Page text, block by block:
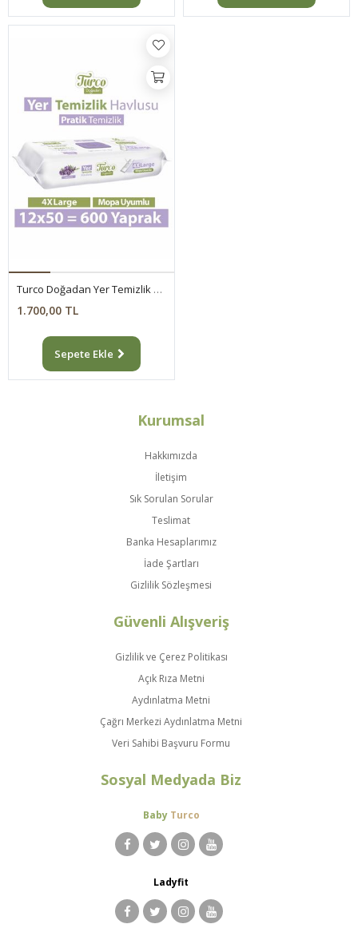
Turco Doğadan Yer Temizlik Havlusu Lavanta 12x50(600 Yaprak)
1.700,00 TL
Sepete Ekle
Kurumsal
Hakkımızda
İletişim
Sık Sorulan Sorular
Teslimat
Banka Hesaplarımız
İade Şartları
Gizlilik Sözleşmesi
Güvenli Alışveriş
Gizlilik ve Çerez Politikası
Açık Rıza Metni
Aydınlatma Metni
Çağrı Merkezi Aydınlatma Metni
Veri Sahibi Başvuru Formu
Sosyal Medyada Biz
Baby Turco
Ladyfit